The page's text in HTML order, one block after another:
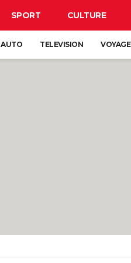
SPORT CULTURE
AUTO TELEVISION VOYAGE